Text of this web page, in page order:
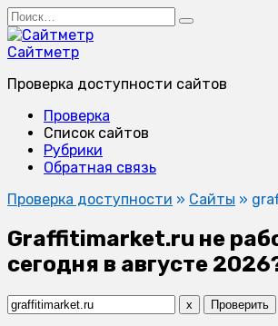
Перейти
к
содержанию
Search
for:
Сайтметр
Проверка доступности сайтов
Проверка
Список сайтов
Рубрики
Обратная связь
Проверка доступности » Сайты »
Graffitimarket.ru не
сегодня в августе
x Проверить